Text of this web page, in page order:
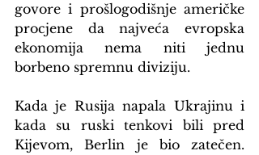
govore i prošlogodišnje američke
procjene da najveća evropska
ekonomija nema niti jednu
borbeno spremnu diviziju.
Kada je Rusija napala Ukrajinu i
kada su ruski tenkovi bili pred
Kijevom, Berlin je bio zatečen.